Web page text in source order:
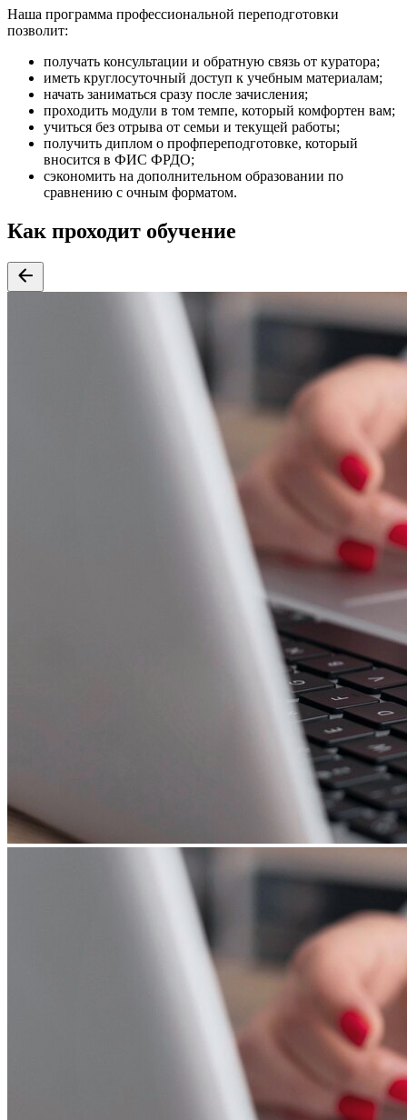
Наша программа профессиональной переподготовки
позволит:
получать консультации и обратную связь от куратора;
иметь круглосуточный доступ к учебным материалам;
начать заниматься сразу после зачисления;
проходить модули в том темпе, который комфортен вам;
учиться без отрыва от семьи и текущей работы;
получить диплом о профпереподготовке, который
вносится в ФИС ФРДО;
сэкономить на дополнительном образовании по
сравнению с очным форматом.
Как проходит обучение